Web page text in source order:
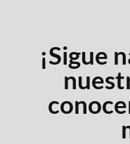
¡Sigue